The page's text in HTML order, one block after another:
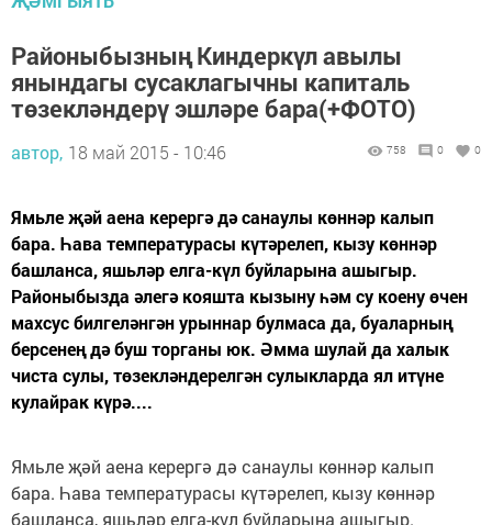
Районыбызның Киндеркүл авылы
янындагы сусаклагычны капиталь
төзекләндерү эшләре бара(+ФОТО)
автор, 18 май 2015 - 10:46 758 0 0
Ямьле җәй аена керергә дә санаулы көннәр калып
бара. Һава температурасы күтәрелеп, кызу көннәр
башланса, яшьләр елга-күл буйларына ашыгыр.
Районыбызда әлегә кояшта кызыну һәм су коену өчен
махсус билгеләнгән урыннар булмаса да, буаларның
берсенең дә буш торганы юк. Әмма шулай да халык
чиста сулы, төзекләндерелгән сулыкларда ял итүне
кулайрак күрә....
Ямьле җәй аена керергә дә санаулы көннәр калып
бара. Һава температурасы күтәрелеп, кызу көннәр
башланса, яшьләр елга-күл буйларына ашыгыр.